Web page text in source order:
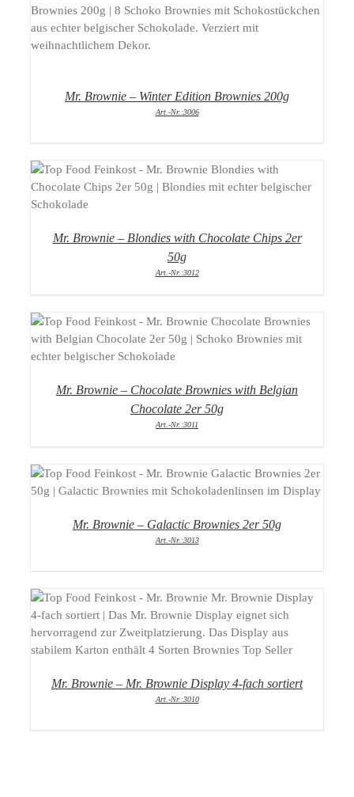
DETAILS
Mr. Brownie – Winter Edition Brownies 200g
Art.-Nr.:3006
DETAILS
Mr. Brownie – Blondies with Chocolate Chips 2er
50g
Art.-Nr.:3012
DETAILS
Mr. Brownie – Chocolate Brownies with Belgian
Chocolate 2er 50g
Art.-Nr.:3011
DETAILS
Mr. Brownie – Galactic Brownies 2er 50g
Art.-Nr.:3013
DETAILS
Mr. Brownie – Mr. Brownie Display 4-fach sortiert
Art.-Nr.:3010